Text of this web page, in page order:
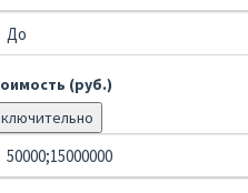
(руб.)